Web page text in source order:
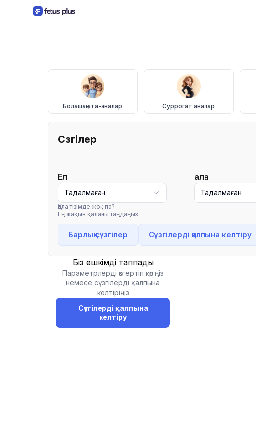
Болашақ ата-аналар Суррогат аналар
Сүзгілер
Ел
Таңдалмаған
Қала
Таңдалмаған
Қала тізімде жоқ па?
Ең жақын қаланы таңдаңыз
Барлық сүзгілер Сүзгілерді қалпына келтіру
Біз ешкімді таппадық
Параметрлерді өзгертіп көріңіз
немесе сүзгілерді қалпына
келтіріңіз
Сүзгілерді қалпына
келтіру